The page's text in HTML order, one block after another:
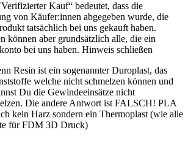
Kauf“ bedeutet, dass die
von Käufer:innen abgegeben wurde, die
tatsächlich bei uns gekauft haben.
können aber grundsätzlich alle, die ein
bei uns haben. Hinweis schließen
Resin ist ein sogenannter Duroplast, das
welche nicht schmelzen können und
Du die Gewindeeinsätze nicht
Die andere Antwort ist FALSCH! PLA
kein Harz sondern ein Thermoplast (wie alle
für FDM 3D Druck)